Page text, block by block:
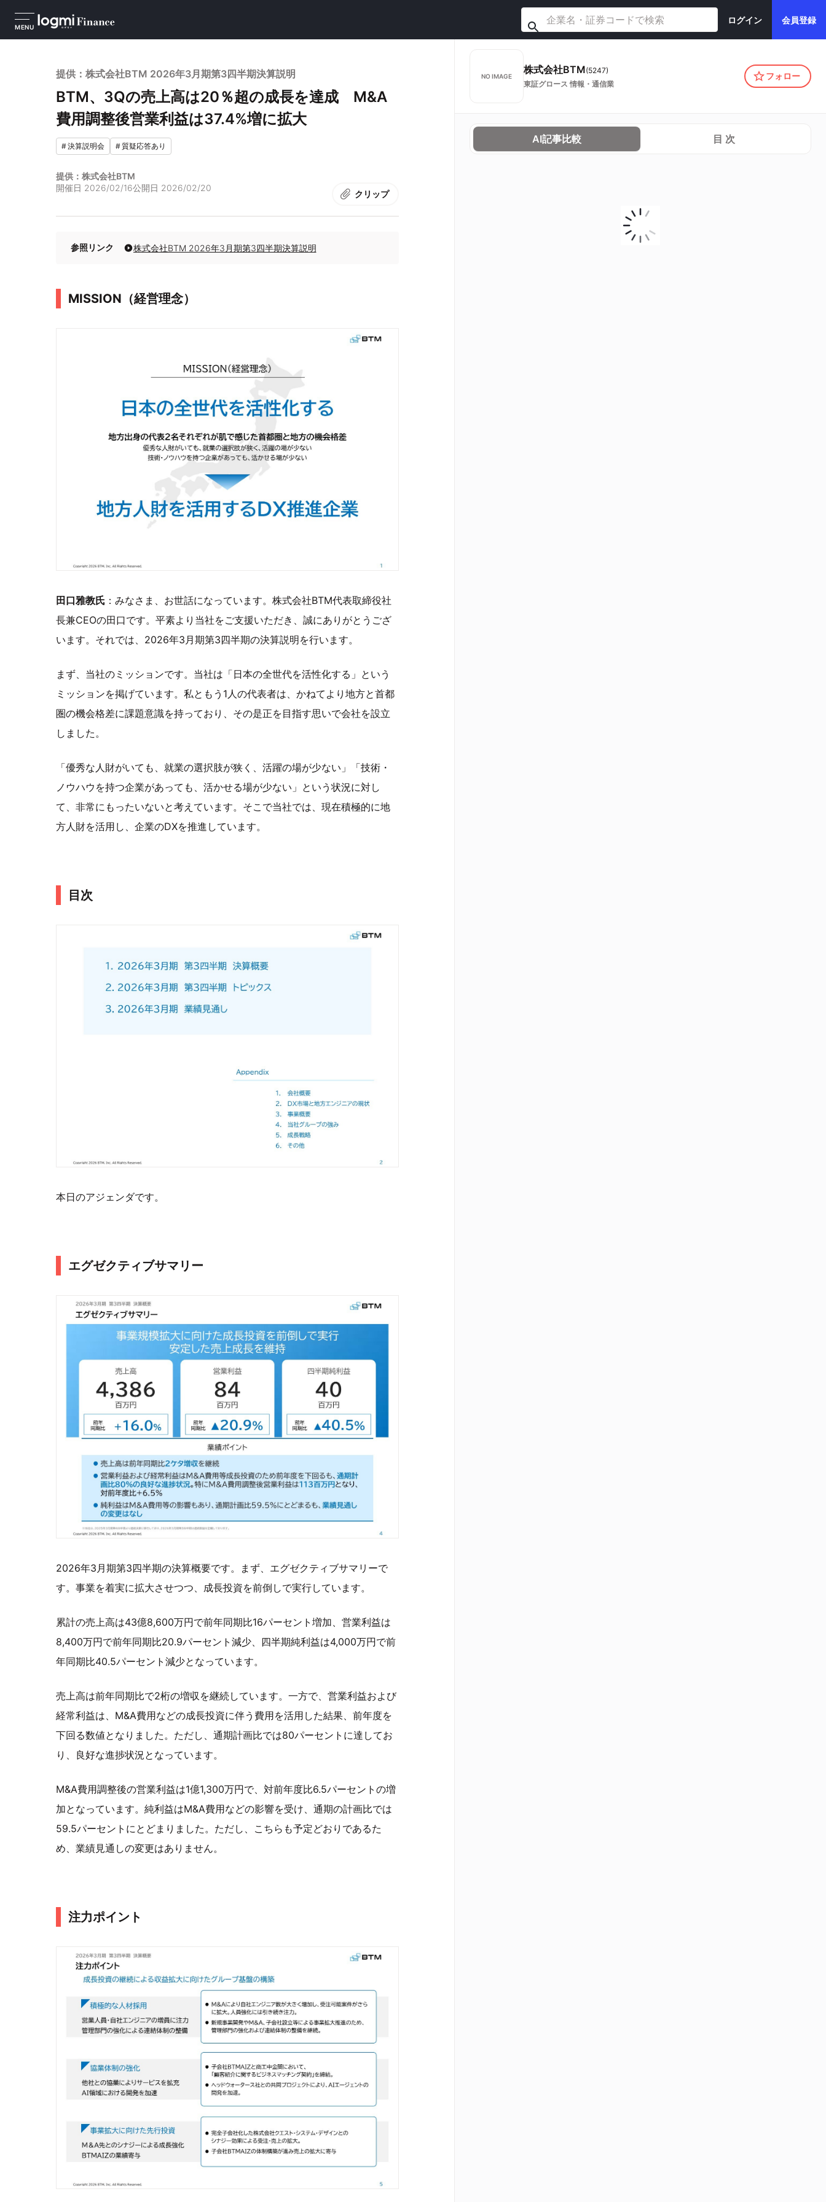
MENU
ログイン 会員登録
提供：株式会社BTM 2026年3月期第3四半期決算説明
BTM、3Qの売上高は20％超の成長を達成 M&A
費用調整後営業利益は37.4%増に拡大
#決算説明会 #質疑応答あり
提供：株式会社BTM
開催日 2026/02/16公開日 2026/02/20
クリップ
参照リンク 株式会社BTM 2026年3月期第3四半期決算説明
MISSION（経営理念）
田口雅教氏 ：みなさま、お世話になっています。株式会社BTM代表取締役社
長兼CEOの田口です。平素より当社をご支援いただき、誠にありがとうござ
います。それでは、2026年3月期第3四半期の決算説明を行います。
まず、当社のミッションです。当社は「日本の全世代を活性化する」という
ミッションを掲げています。私ともう1人の代表者は、かねてより地方と首都
圏の機会格差に課題意識を持っており、その是正を目指す思いで会社を設立
しました。
「優秀な人財がいても、就業の選択肢が狭く、活躍の場が少ない」「技術・
ノウハウを持つ企業があっても、活かせる場が少ない」という状況に対し
て、非常にもったいないと考えています。そこで当社では、現在積極的に地
方人財を活用し、企業のDXを推進しています。
目次
本日のアジェンダです。
エグゼクティブサマリー
2026年3月期第3四半期の決算概要です。まず、エグゼクティブサマリーで
す。事業を着実に拡大させつつ、成長投資を前倒しで実行しています。
累計の売上高は43億8,600万円で前年同期比16パーセント増加、営業利益は
8,400万円で前年同期比20.9パーセント減少、四半期純利益は4,000万円で前
年同期比40.5パーセント減少となっています。
売上高は前年同期比で2桁の増収を継続しています。一方で、営業利益および
経常利益は、M&A費用などの成長投資に伴う費用を活用した結果、前年度を
下回る数値となりました。ただし、通期計画比では80パーセントに達してお
り、良好な進捗状況となっています。
M&A費用調整後の営業利益は1億1,300万円で、対前年度比6.5パーセントの増
加となっています。純利益はM&A費用などの影響を受け、通期の計画比では
59.5パーセントにとどまりました。ただし、こちらも予定どおりであるた
め、業績見通しの変更はありません。
注力ポイント
NO IMAGE
株式会社BTM(5247)
東証グロース 情報・通信業
フォロー
AI記事比較 目 次